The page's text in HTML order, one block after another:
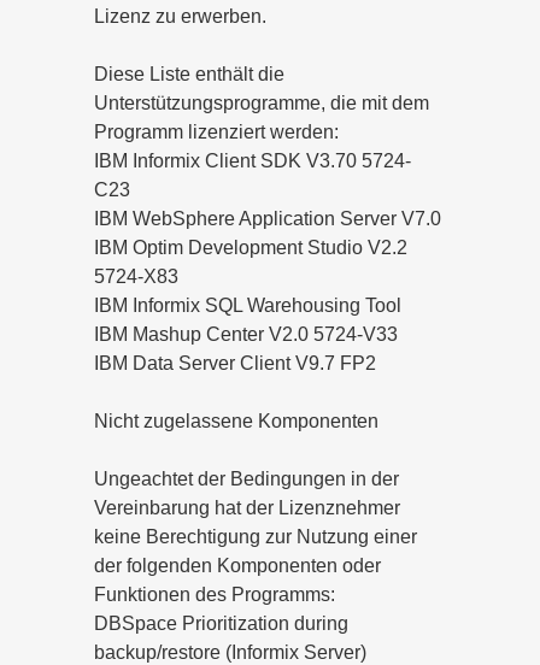
Lizenz zu erwerben.
Diese Liste enthält die
Unterstützungsprogramme, die mit dem
Programm lizenziert werden:
IBM Informix Client SDK V3.70 5724-
C23
IBM WebSphere Application Server V7.0
IBM Optim Development Studio V2.2
5724-X83
IBM Informix SQL Warehousing Tool
IBM Mashup Center V2.0 5724-V33
IBM Data Server Client V9.7 FP2
Nicht zugelassene Komponenten
Ungeachtet der Bedingungen in der
Vereinbarung hat der Lizenznehmer
keine Berechtigung zur Nutzung einer
der folgenden Komponenten oder
Funktionen des Programms:
DBSpace Prioritization during
backup/restore (Informix Server)